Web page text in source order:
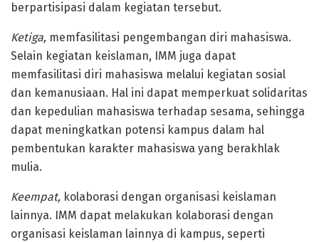
berpartisipasi dalam kegiatan tersebut.
Ketiga, memfasilitasi pengembangan diri mahasiswa.
Selain kegiatan keislaman, IMM juga dapat
memfasilitasi diri mahasiswa melalui kegiatan sosial
dan kemanusiaan. Hal ini dapat memperkuat solidaritas
dan kepedulian mahasiswa terhadap sesama, sehingga
dapat meningkatkan potensi kampus dalam hal
pembentukan karakter mahasiswa yang berakhlak
mulia.
Keempat, kolaborasi dengan organisasi keislaman
lainnya. IMM dapat melakukan kolaborasi dengan
organisasi keislaman lainnya di kampus, seperti